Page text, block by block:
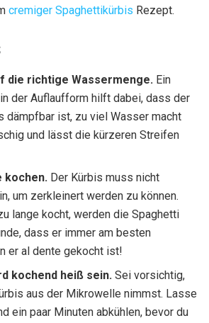
cremiger Spaghettikürbis Rezept.
die richtige Wassermenge. Ein
der Auflaufform hilft dabei, dass der
dämpfbar ist, zu viel Wasser macht
und lässt die kürzeren Streifen
kochen. Der Kürbis muss nicht
um zerkleinert werden zu können.
lange kocht, werden die Spaghetti
dass er immer am besten
er al dente gekocht ist!
kochend heiß sein. Sei vorsichtig,
aus der Mikrowelle nimmst. Lasse
ein paar Minuten abkühlen, bevor du